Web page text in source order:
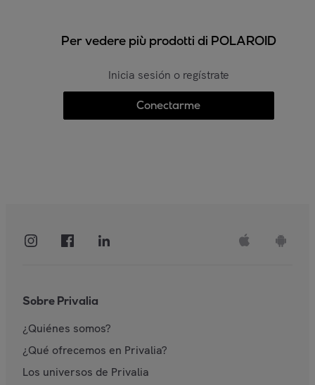
Per vedere più prodotti di POLAROID
Inicia sesión o regístrate
Conectarme
Sobre Privalia
¿Quiénes somos?
¿Qué ofrecemos en Privalia?
Los universos de Privalia